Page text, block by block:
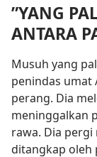
”YANG
ANTARA
Musuh yang
penindas umat
perang. Dia
meninggalkan
rawa. Dia
ditangkap oleh